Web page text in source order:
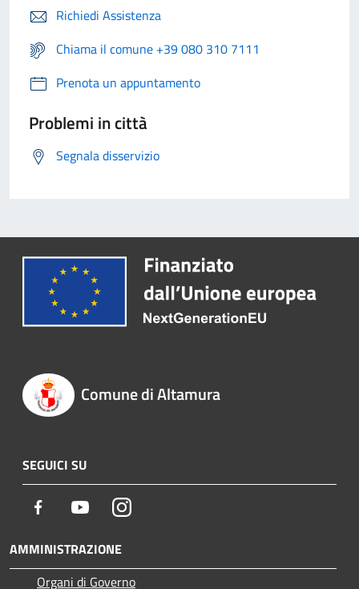
Richiedi Assistenza
Chiama il comune +39 080 310 7111
Prenota un appuntamento
Problemi in città
Segnala disservizio
Comune di Altamura
SEGUICI SU
Facebook YoutubeInstagram
AMMINISTRAZIONE
Organi di Governo